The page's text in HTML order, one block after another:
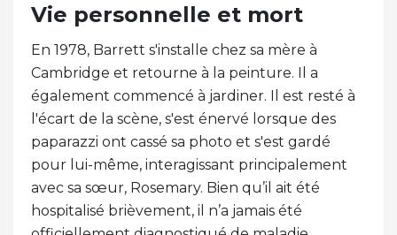
Vie personnelle et mort
En 1978, Barrett s'installe chez sa mère à
Cambridge et retourne à la peinture. Il a
également commencé à jardiner. Il est resté à
l'écart de la scène, s'est énervé lorsque des
paparazzi ont cassé sa photo et s'est gardé
pour lui-même, interagissant principalement
avec sa sœur, Rosemary. Bien qu’il ait été
hospitalisé brièvement, il n’a jamais été